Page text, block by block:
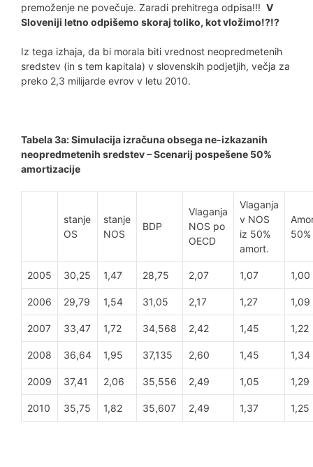
premoženje ne povečuje. Zaradi prehitrega odpisa!!! V
Sloveniji letno odpišemo skoraj toliko, kot vložimo!?!?
Iz tega izhaja, da bi morala biti vrednost neopredmetenih
sredstev (in s tem kapitala) v slovenskih podjetjih, večja za
preko 2,3 milijarde evrov v letu 2010.
Tabela 3a: Simulacija izračuna obsega ne-izkazanih
neopredmetenih sredstev – Scenarij pospešene 50%
amortizacije
stanje
OS
stanje
NOS
BDP
Vlaganja
NOS po
OECD
Vlaganja
v NOS
iz 50%
amort.
50%
2005 30,25 1,47 28,75 2,07 1,07 1,00
2006 29,79 1,54 31,05 2,17 1,27 1,09
2007 33,47 1,72 34,568 2,42 1,45 1,22
2008 36,64 1,95 37,135 2,60 1,45 1,34
2009 37,41 2,06 35,556 2,49 1,05 1,29
2010 35,75 1,82 35,607 2,49 1,37 1,25